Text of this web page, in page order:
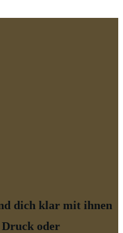
dich klar mit ihnen
Druck oder